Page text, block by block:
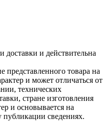
доставки и действительна
представленного товара на
и может отличаться от
технических
стране изготовления
и основывается на
сведениях.